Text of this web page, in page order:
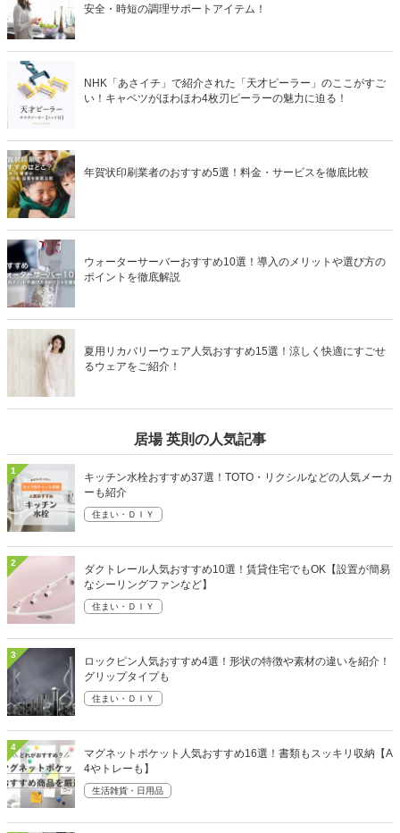
安全・時短の調理サポートアイテム！
NHK「あさイチ」で紹介された「天才ピーラー」のここがすご
い！キャベツがほわほわ4枚刃ピーラーの魅力に迫る！
年賀状印刷業者のおすすめ5選！料金・サービスを徹底比較
ウォーターサーバーおすすめ10選！導入のメリットや選び方の
ポイントを徹底解説
夏用リカバリーウェア人気おすすめ15選！涼しく快適にすごせ
るウェアをご紹介！
居場 英則の人気記事
1
キッチン水栓おすすめ37選！TOTO・リクシルなどの人気メーカ
ーも紹介
住まい・ＤＩＹ
2
ダクトレール人気おすすめ10選！賃貸住宅でもOK【設置が簡易
なシーリングファンなど】
住まい・ＤＩＹ
3
ロックピン人気おすすめ4選！形状の特徴や素材の違いを紹介！
グリップタイプも
住まい・ＤＩＹ
4
マグネットポケット人気おすすめ16選！書類もスッキリ収納【A
4やトレーも】
生活雑貨・日用品